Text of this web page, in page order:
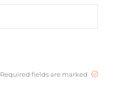
Required fields are marked